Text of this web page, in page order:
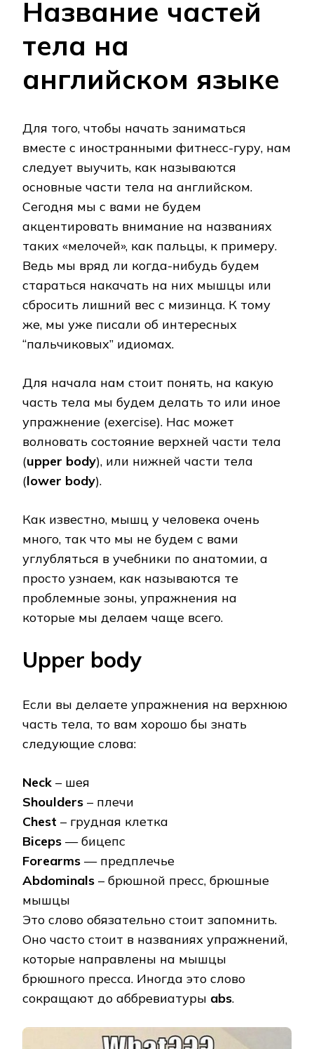
Название частей
тела на
английском языке
Для того, чтобы начать заниматься
вместе с иностранными фитнесс-гуру, нам
следует выучить, как называются
основные части тела на английском.
Сегодня мы с вами не будем
акцентировать внимание на названиях
таких «мелочей», как пальцы, к примеру.
Ведь мы вряд ли когда-нибудь будем
стараться накачать на них мышцы или
сбросить лишний вес с мизинца. К тому
же, мы уже писали об интересных
“пальчиковых” идиомах.
Для начала нам стоит понять, на какую
часть тела мы будем делать то или иное
упражнение (exercise). Нас может
волновать состояние верхней части тела
(upper body), или нижней части тела
(lower body).
Как известно, мышц у человека очень
много, так что мы не будем с вами
углубляться в учебники по анатомии, а
просто узнаем, как называются те
проблемные зоны, упражнения на
которые мы делаем чаще всего.
Upper body
Если вы делаете упражнения на верхнюю
часть тела, то вам хорошо бы знать
следующие слова:
Neck – шея
Shoulders – плечи
Chest – грудная клетка
Biceps — бицепс
Forearms — предплечье
Abdominals – брюшной пресс, брюшные
мышцы
Это слово обязательно стоит запомнить.
Оно часто стоит в названиях упражнений,
которые направлены на мышцы
брюшного пресса. Иногда это слово
сокращают до аббревиатуры abs.